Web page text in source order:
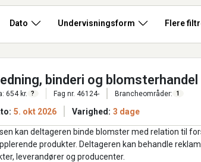
Dato Undervisningsform Flere
binderi og blomsterhandel
654 kr. ? Fag nr. 46124- Brancheområder: 1
5. okt 2026 Varighed: 3 dage
kan deltageren binde blomster med relation til
produkter. Deltageren kan behandle
leverandører og producenter.